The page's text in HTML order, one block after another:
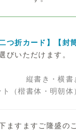
つ折カード】【封
びいただけます。
縦書き・横書
ト（楷書体・明朝体
ますますご隆盛の